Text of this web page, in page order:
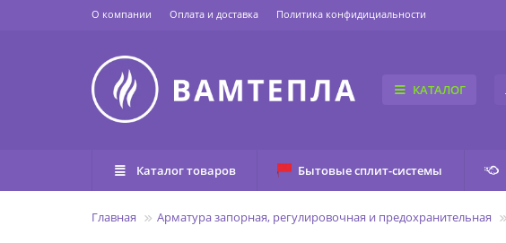
О компании Оплата и доставка Политика конфидициальности
КАТАЛОГ
Каталог товаров Бытовые сплит-системы
Главная Арматура запорная, регулировочная и предохранительная